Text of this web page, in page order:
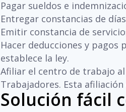
Pagar sueldos e
Entregar constancias de
Emitir constancia de
Hacer deducciones y
establece la ley.
Afiliar el centro de trabajo
Trabajadores. Esta
Solución fácil